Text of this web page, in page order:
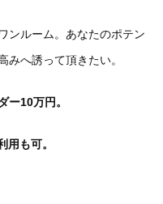
ンルーム。あなたのポテン
みへ誘って頂きたい。
ー10万円。
用も可。